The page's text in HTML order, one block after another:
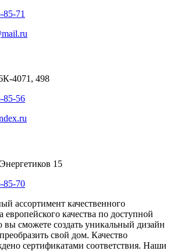
85-71
4071, 498
85-56
15
85-70
ассортимент качественного
европейского качества по доступной
сможете создать уникальный дизайн
свой дом. Качество
сертификатами соответствия. Наши